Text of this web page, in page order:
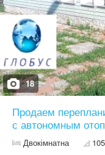
18
Продаем
с автономным
Двокімнатна